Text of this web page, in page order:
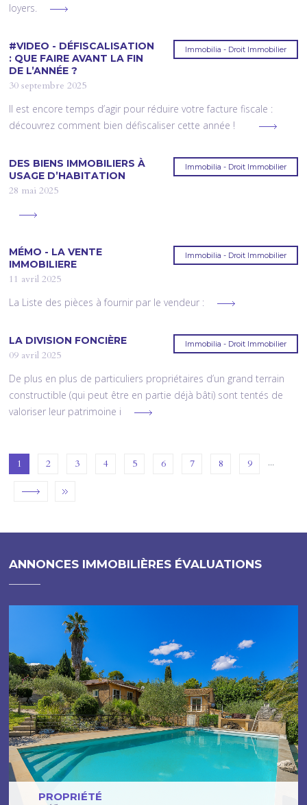
loyers.
Immobilia - Droit Immobilier
#VIDEO - DÉFISCALISATION
: QUE FAIRE AVANT LA FIN
DE L’ANNÉE ?
30 septembre 2025
Il est encore temps d’agir pour réduire votre facture fiscale :
découvrez comment bien défiscaliser cette année !
Immobilia - Droit Immobilier
DES BIENS IMMOBILIERS À
USAGE D’HABITATION
28 mai 2025
Immobilia - Droit Immobilier
MÉMO - LA VENTE
IMMOBILIERE
11 avril 2025
La Liste des pièces à fournir par le vendeur :
Immobilia - Droit Immobilier
LA DIVISION FONCIÈRE
09 avril 2025
De plus en plus de particuliers propriétaires d’un grand terrain
constructible (qui peut être en partie déjà bâti) sont tentés de
valoriser leur patrimoine i
1 2 3 4 5 6 7 8 9 …
ANNONCES IMMOBILIÈRES ÉVALUATIONS
PROPRIÉTÉ